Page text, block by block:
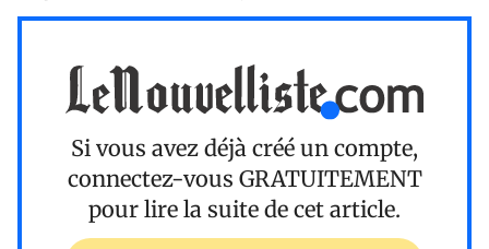
Si vous avez déjà créé un compte,
connectez-vous GRATUITEMENT
pour lire la suite de cet article.